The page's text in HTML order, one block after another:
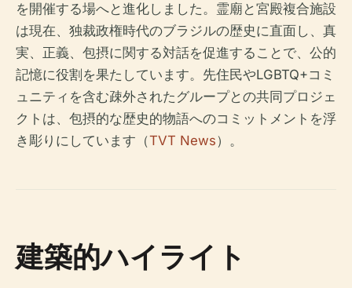
を開催する場へと進化しました。霊廟と宮殿複合施設
は現在、独裁政権時代のブラジルの歴史に直面し、真
実、正義、包摂に関する対話を促進することで、公的
記憶に役割を果たしています。先住民やLGBTQ+コミ
ュニティを含む疎外されたグループとの共同プロジェ
クトは、包摂的な歴史的物語へのコミットメントを浮
き彫りにしています（TVT News）。
建築的ハイライト